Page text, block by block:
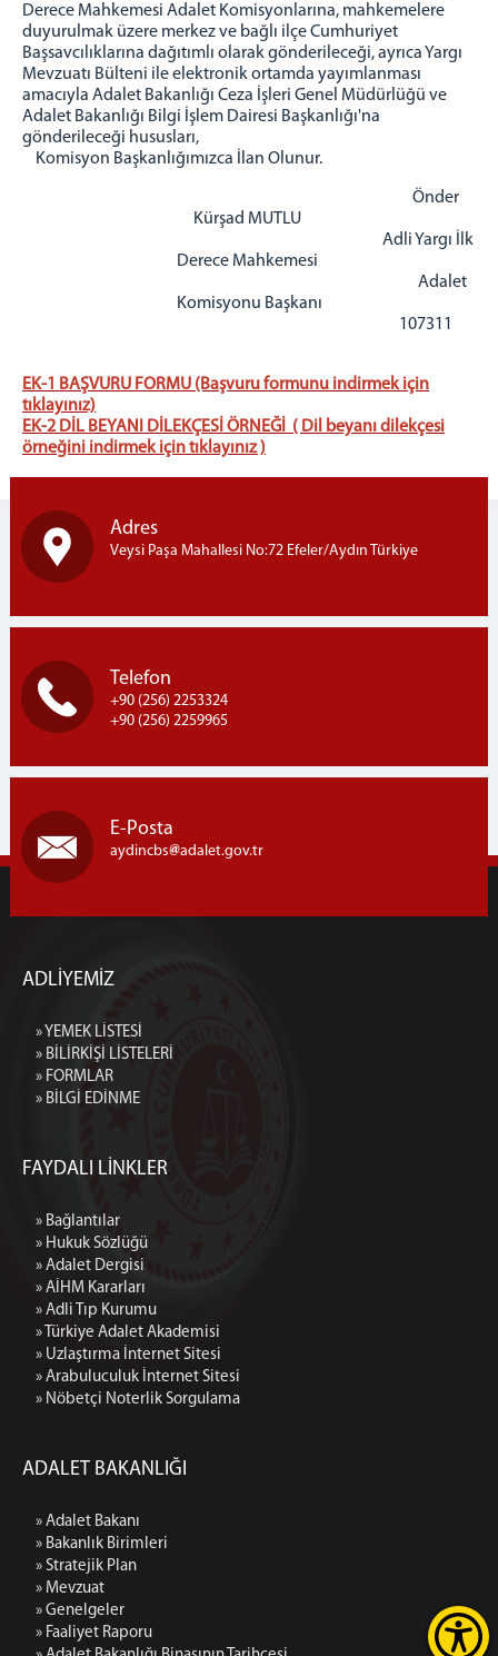
Derece Mahkemesi Adalet Komisyonlarına, mahkemelere
duyurulmak üzere merkez ve bağlı ilçe Cumhuriyet
Başsavcılıklarına dağıtımlı olarak gönderileceği, ayrıca Yargı
Mevzuatı Bülteni ile elektronik ortamda yayımlanması
amacıyla Adalet Bakanlığı Ceza İşleri Genel Müdürlüğü ve
Adalet Bakanlığı Bilgi İşlem Dairesi Başkanlığı'na
gönderileceği hususları,
Komisyon Başkanlığımızca İlan Olunur.
Önder
Kürşad MUTLU
Adli Yargı İlk
Derece Mahkemesi
Adalet
Komisyonu Başkanı
107311
EK-1 BAŞVURU FORMU (Başvuru formunu indirmek için
tıklayınız)
EK-2 DİL BEYANI DİLEKÇESİ ÖRNEĞİ ( Dil beyanı dilekçesi
örneğini indirmek için tıklayınız )
Adres
Veysi Paşa Mahallesi No:72 Efeler/Aydın Türkiye
Telefon
+90 (256) 2253324
+90 (256) 2259965
E-Posta
aydincbs adalet.gov.tr
ADLİYEMİZ
» YEMEK LİSTESİ
» BİLİRKİŞİ LİSTELERİ
» FORMLAR
» BİLGİ EDİNME
FAYDALI LİNKLER
» Bağlantılar
» Hukuk Sözlüğü
» Adalet Dergisi
» AİHM Kararları
» Adli Tıp Kurumu
» Türkiye Adalet Akademisi
» Uzlaştırma İnternet Sitesi
» Arabuluculuk İnternet Sitesi
» Nöbetçi Noterlik Sorgulama
ADALET BAKANLIĞI
» Adalet Bakanı
» Bakanlık Birimleri
» Stratejik Plan
» Mevzuat
» Genelgeler
» Faaliyet Raporu